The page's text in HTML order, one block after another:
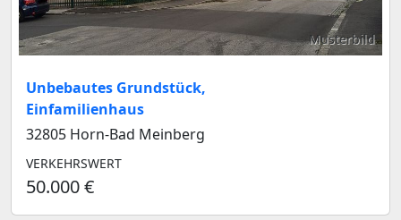
Musterbild
Unbebautes Grundstück,
Einfamilienhaus
32805 Horn-Bad Meinberg
VERKEHRSWERT
50.000 €